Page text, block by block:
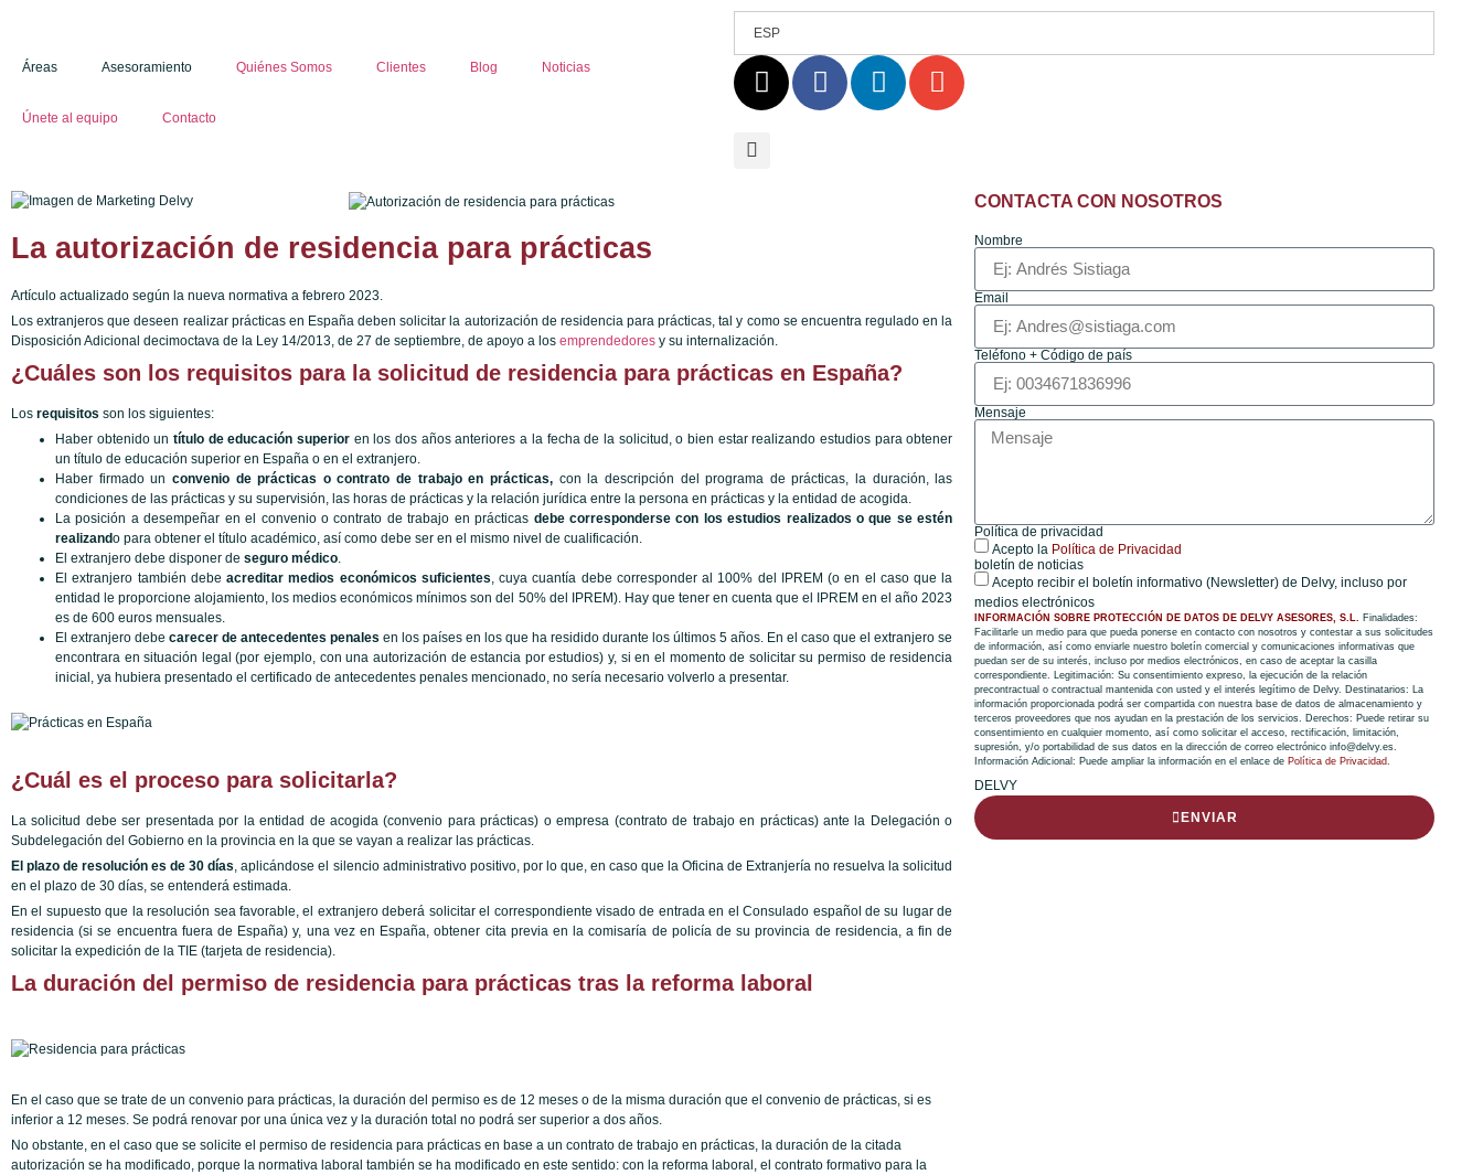
Áreas Asesoramiento Quiénes Somos Clientes Blog Noticias
Únete al equipo Contacto
ESP
La autorización de residencia para prácticas
Artículo actualizado según la nueva normativa a febrero 2023.
Los extranjeros que deseen realizar prácticas en España deben solicitar la autorización de residencia para prácticas, tal y como se encuentra regulado en la
Disposición Adicional decimoctava de la Ley 14/2013, de 27 de septiembre, de apoyo a los emprendedores y su internalización.
¿Cuáles son los requisitos para la solicitud de residencia para prácticas en España?
Los requisitos son los siguientes:
Haber obtenido untítulo de educación superior en los dos años anteriores a la fecha de la solicitud, o bien estar realizando estudios para obtener
un título de educación superior en España o en el extranjero.
Haber firmado un convenio de prácticas o contrato de trabajo en prácticas,con la descripción del programa de prácticas, la duración, las
condiciones de las prácticas y su supervisión, las horas de prácticas y la relación jurídica entre la persona en prácticas y la entidad de acogida.
La posición a desempeñar en el convenio o contrato de trabajo en prácticas debe corresponderse con los estudios realizados o que se estén
realizando para obtener el título académico, así como debe ser en el mismo nivel de cualificación.
El extranjero debe disponer de seguro médico
El extranjero también debeacreditar medios económicos suficientes , cuya cuantía debe corresponder al 100% del IPREM (o en el caso que la
entidad le proporcione alojamiento, los medios económicos mínimos son del 50% del IPREM). Hay que tener en cuenta que el IPREM en el año 2023
es de 600 euros mensuales.
El extranjero debecarecer de antecedentes penales en los países en los que ha residido durante los últimos 5 años. En el caso que el extranjero se
encontrara en situación legal (por ejemplo, con una autorización de estancia por estudios) y, si en el momento de solicitar su permiso de residencia
inicial, ya hubiera presentado el certificado de antecedentes penales mencionado, no sería necesario volverlo a presentar.
¿Cuál es el proceso para solicitarla?
La solicitud debe ser presentada por la entidad de acogida (convenio para prácticas) o empresa (contrato de trabajo en prácticas) ante la Delegación o
Subdelegación del Gobierno en la provincia en la que se vayan a realizar las prácticas.
El plazo de resolución es de 30 días , aplicándose el silencio administrativo positivo, por lo que, en caso que la Oficina de Extranjería no resuelva la solicitud
en el plazo de 30 días, se entenderá estimada.
En el supuesto que la resolución sea favorable, el extranjero deberá solicitar el correspondiente visado de entrada en el Consulado español de su lugar de
residencia (si se encuentra fuera de España) y, una vez en España, obtener cita previa en la comisaría de policía de su provincia de residencia, a fin de
solicitar la expedición de la TIE (tarjeta de residencia).
La duración del permiso de residencia para prácticas tras la reforma laboral
En el caso que se trate de un convenio para prácticas, la duración del permiso es de 12 meses o de la misma duración que el convenio de prácticas, si es
inferior a 12 meses. Se podrá renovar por una única vez y la duración total no podrá ser superior a dos años.
No obstante, en el caso que se solicite el permiso de residencia para prácticas en base a un contrato de trabajo en prácticas, la duración de la citada
autorización se ha modificado, porque la normativa laboral también se ha modificado en este sentido: con la reforma laboral, el contrato formativo para la
CONTACTA CON NOSOTROS
Nombre
Email
Teléfono + Código de país
Mensaje
Política de privacidad
Acepto la Política de Privacidad
boletín de noticias
Acepto recibir el boletín informativo (Newsletter) de Delvy, incluso por
medios electrónicos
INFORMACIÓN SOBRE PROTECCIÓN DE DATOS DE DELVY ASESORES, S.L.
Finalidades:
Facilitarle un medio para que pueda ponerse en contacto con nosotros y contestar a sus solicitudes
de información, así como enviarle nuestro boletín comercial y comunicaciones informativas que
puedan ser de su interés, incluso por medios electrónicos, en caso de aceptar la casilla
correspondiente. Legitimación: Su consentimiento expreso, la ejecución de la relación
precontractual o contractual mantenida con usted y el interés legítimo de Delvy. Destinatarios: La
información proporcionada podrá ser compartida con nuestra base de datos de almacenamiento y
terceros proveedores que nos ayudan en la prestación de los servicios. Derechos: Puede retirar su
consentimiento en cualquier momento, así como solicitar el acceso, rectificación, limitación,
supresión, y/o portabilidad de sus datos en la dirección de correo electrónico info@delvy.es.
Información Adicional: Puede ampliar la información en el enlace de Política de Privacidad
DELVY
ENVIAR